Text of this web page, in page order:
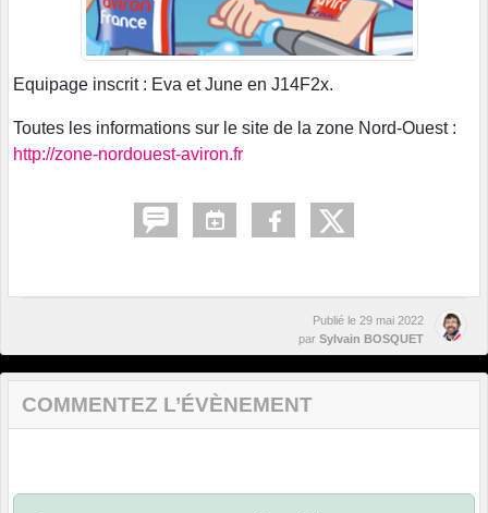
Equipage inscrit : Eva et June en J14F2x.
Toutes les informations sur le site de la zone Nord-Ouest :
http://zone-nordouest-aviron.fr
Publié le 29 mai 2022
par Sylvain BOSQUET
COMMENTEZ L’ÉVÈNEMENT